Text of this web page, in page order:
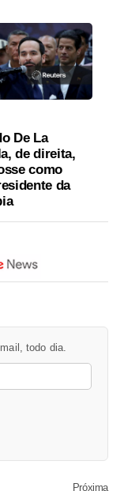
De La
de direita,
como
da
todo dia.
Próxima